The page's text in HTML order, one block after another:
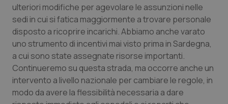
ulteriori modifiche per agevolare le assunzioni nelle
sedi in cui si fatica maggiormente a trovare personale
disposto a ricoprire incarichi. Abbiamo anche varato
uno strumento di incentivi mai visto prima in Sardegna,
a cui sono state assegnate risorse importanti.
Continueremo su questa strada, ma occorre anche un
intervento a livello nazionale per cambiare le regole, in
modo da avere la flessibilità necessaria a dare